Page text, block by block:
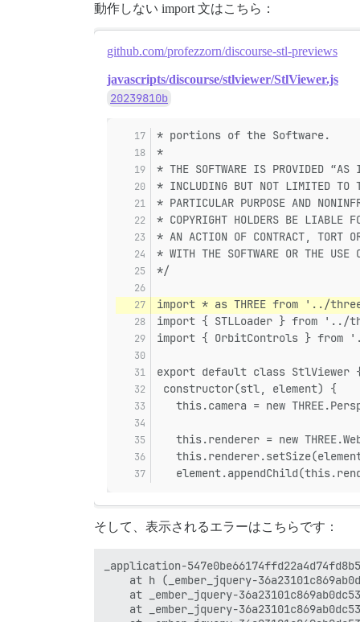
動作しない import 文はこちら：
github.com/profezzorn/discourse-stl-previews
javascripts/discourse/stlviewer/StlViewer.js
20239810b
* portions of the Software.
*
* THE SOFTWARE IS PROVIDED “AS
* INCLUDING BUT NOT LIMITED TO
* PARTICULAR PURPOSE AND
* COPYRIGHT HOLDERS BE LIABLE
* AN ACTION OF CONTRACT, TORT
* WITH THE SOFTWARE OR THE USE
*/
import * as THREE from '../
import { STLLoader } from '../
import { OrbitControls } from
export default class StlViewer
constructor(stl, element) {
this.camera = new
this.renderer = new
そして、表示されるエラーはこちらです：
_application-
at h (_ember_jquery-
at _ember_jquery-
at _ember_jquery-